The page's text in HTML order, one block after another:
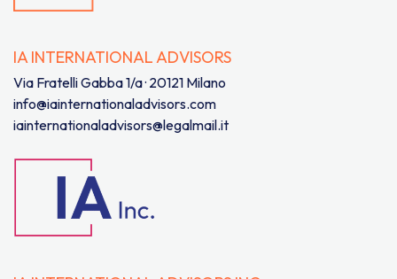
IA INTERNATIONAL ADVISORS
Via Fratelli Gabba 1/a · 20121 Milano
info@iainternationaladvisors.com
iainternationaladvisors@legalmail.it